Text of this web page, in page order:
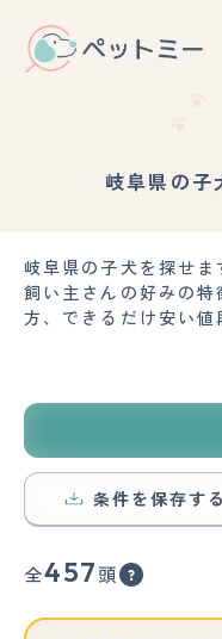
岐阜県の子
岐阜県の子犬を探せま
飼い主さんの好みの特
方、できるだけ安い値
条件を保存する
全457 頭